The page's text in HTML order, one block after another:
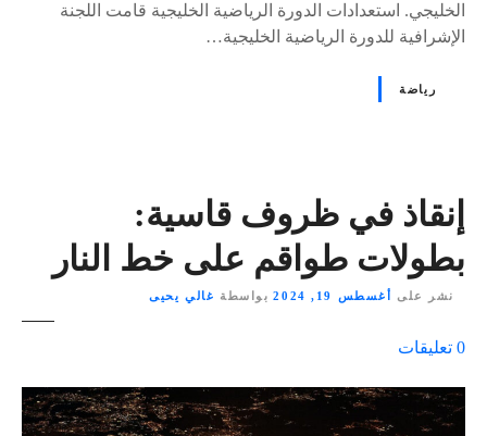
الخليجي. استعدادات الدورة الرياضية الخليجية قامت اللجنة
الإشرافية للدورة الرياضية الخليجية…
رياضة
إنقاذ في ظروف قاسية:
بطولات طواقم على خط النار
نشر على أغسطس 19, 2024 بواسطة غالي يحيى
0 تعليقات
ى
٪